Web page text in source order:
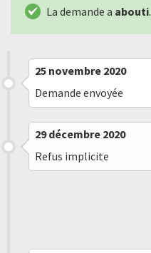
La demande a abouti.
25 novembre 2020
Demande envoyée
29 décembre 2020
Refus implicite